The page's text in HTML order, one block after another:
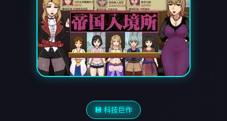
💾 科技巨作